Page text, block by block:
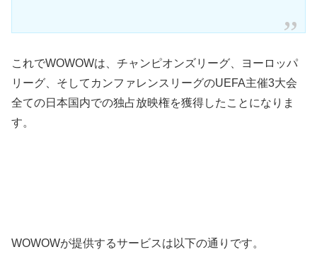
これでWOWOWは、チャンピオンズリーグ、ヨーロッパ
リーグ、そしてカンファレンスリーグのUEFA主催3大会
全ての日本国内での独占放映権を獲得したことになりま
す。
WOWOWが提供するサービスは以下の通りです。